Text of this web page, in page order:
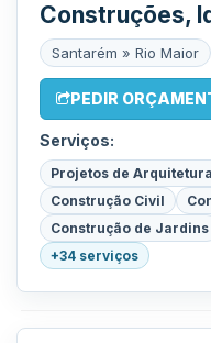
Construções,
Santarém » Rio Maior
PEDIR
Serviços:
Projetos de Arquitetura
Construção Civil
Construção de Jardins
+34 serviços